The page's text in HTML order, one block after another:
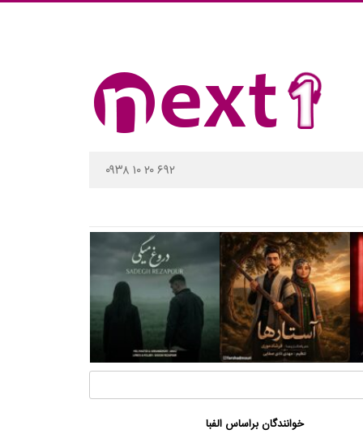
۰۹۳۸ ۱۰ ۲۰ ۶۹۲
خوانندگان براساس الفبا